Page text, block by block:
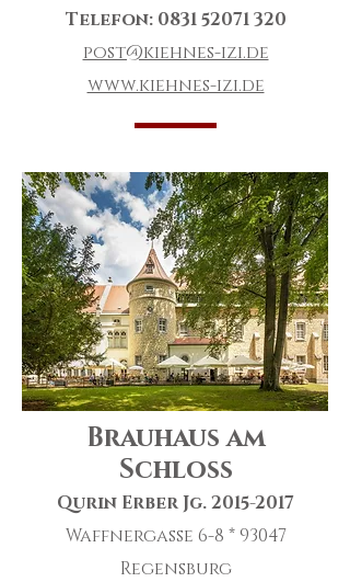
Telefon: 0831 52071 320
post@kiehnes-izi.de
www.kiehnes-izi.de
Brauhaus am
Schloss
Qurin Erber Jg.2015-2017
Waffnergasse 6-8 * 93047
Regensburg